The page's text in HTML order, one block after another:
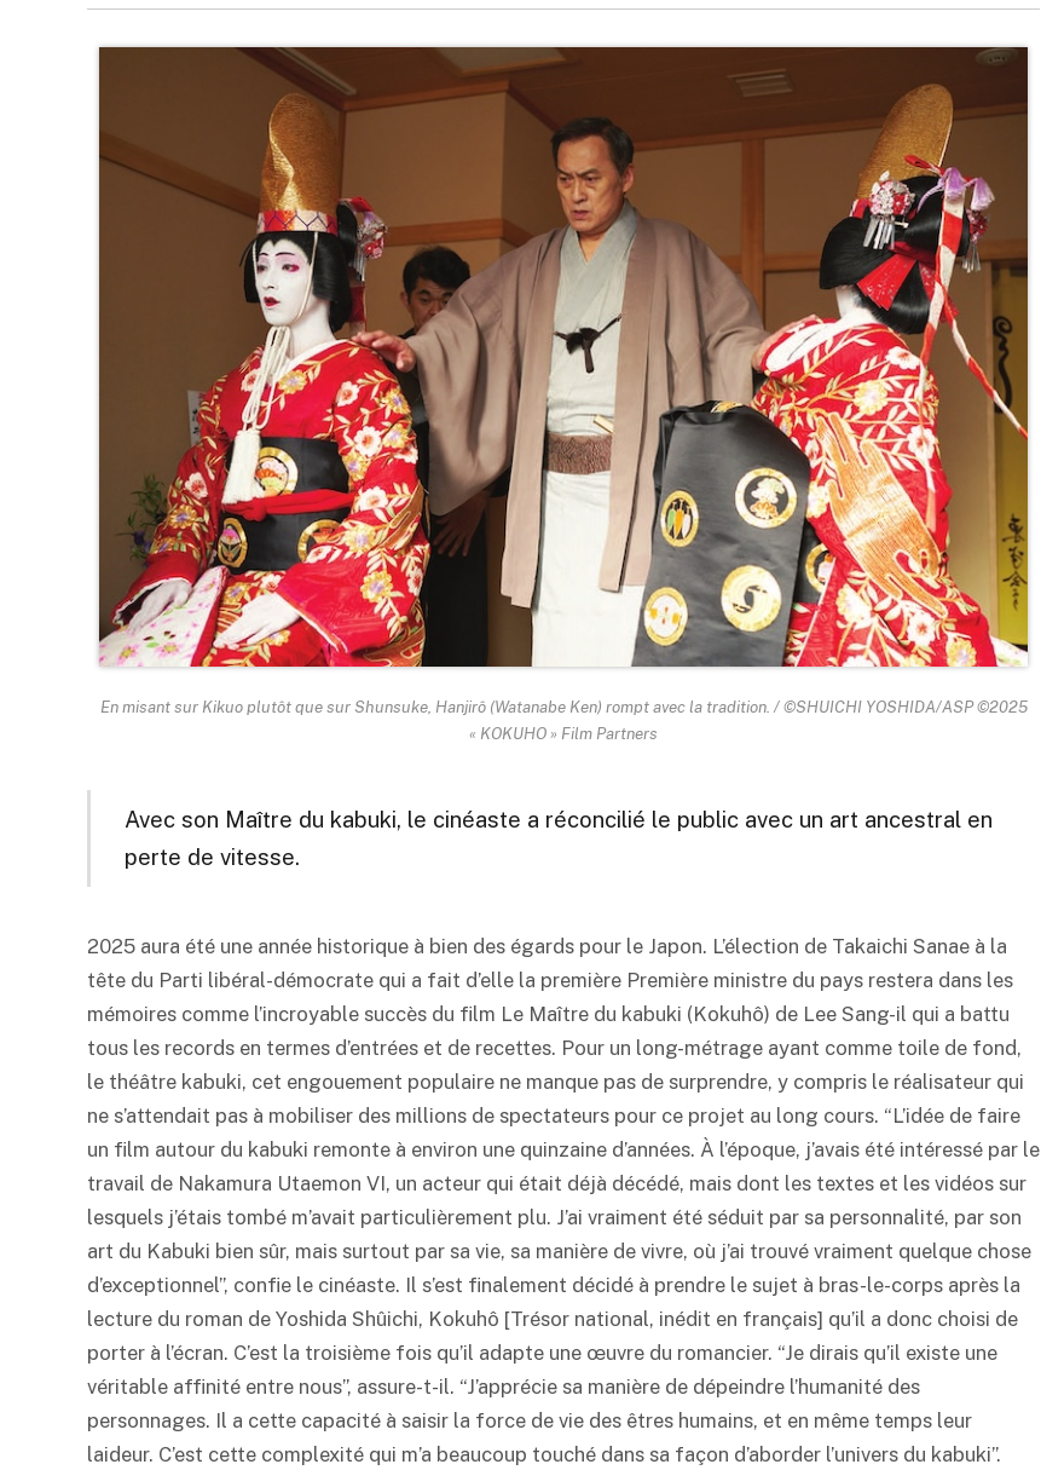
En misant sur Kikuo plutôt que sur Shunsuke, Hanjirô (Watanabe Ken) rompt avec la tradition. / ©SHUICHI YOSHIDA/ASP ©2025
« KOKUHO » Film Partners
Avec son Maître du kabuki, le cinéaste a réconcilié le public avec un art ancestral en
perte de vitesse.
2025 aura été une année historique à bien des égards pour le Japon. L’élection de Takaichi Sanae à la
tête du Parti libéral-démocrate qui a fait d’elle la première Première ministre du pays restera dans les
mémoires comme l’incroyable succès du film Le Maître du kabuki (Kokuhô) de Lee Sang-il qui a battu
tous les records en termes d’entrées et de recettes. Pour un long-métrage ayant comme toile de fond,
le théâtre kabuki, cet engouement populaire ne manque pas de surprendre, y compris le réalisateur qui
ne s’attendait pas à mobiliser des millions de spectateurs pour ce projet au long cours. “L’idée de faire
un film autour du kabuki remonte à environ une quinzaine d’années. À l’époque, j’avais été intéressé par le
travail de Nakamura Utaemon VI, un acteur qui était déjà décédé, mais dont les textes et les vidéos sur
lesquels j’étais tombé m’avait particulièrement plu. J’ai vraiment été séduit par sa personnalité, par son
art du Kabuki bien sûr, mais surtout par sa vie, sa manière de vivre, où j’ai trouvé vraiment quelque chose
d’exceptionnel”, confie le cinéaste. Il s’est finalement décidé à prendre le sujet à bras-le-corps après la
lecture du roman de Yoshida Shûichi, Kokuhô [Trésor national, inédit en français] qu’il a donc choisi de
porter à l’écran. C’est la troisième fois qu’il adapte une œuvre du romancier. “Je dirais qu’il existe une
véritable affinité entre nous”, assure-t-il. “J’apprécie sa manière de dépeindre l’humanité des
personnages. Il a cette capacité à saisir la force de vie des êtres humains, et en même temps leur
laideur. C’est cette complexité qui m’a beaucoup touché dans sa façon d’aborder l’univers du kabuki”.